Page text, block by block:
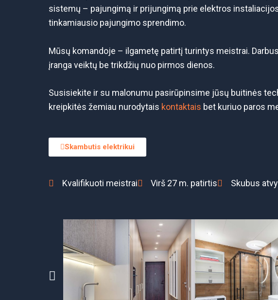
sistemų – pajungimą ir prijungimą prie elektros
tinkamiausio pajungimo sprendimo.
Mūsų komandoje – ilgametę patirtį turintys meistrai.
įranga veiktų be trikdžių nuo pirmos dienos.
Susisiekite ir su malonumu pasirūpinsime jūsų buitinės
kreipkitės žemiau nurodytais kontaktais bet kuriuo paros
Skambutis elektrikui
Kvalifikuoti meistrai Virš 27 m. patirtis Skubus